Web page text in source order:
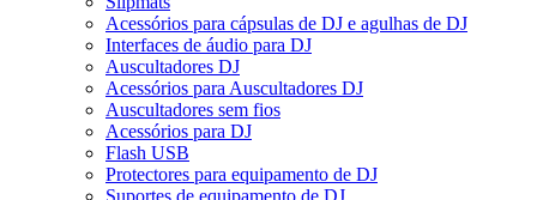
Acessórios para cápsulas de DJ e agulhas de DJ
Interfaces de áudio para DJ
Auscultadores DJ
Acessórios para Auscultadores DJ
Auscultadores sem fios
Acessórios para DJ
Flash USB
Protectores para equipamento de DJ
Suportes de equipamento de DJ